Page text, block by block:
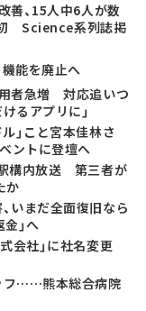
善、15人中6人が数
Science系列誌掲
能を廃止へ
用者急増 対応追いつ
るアプリに」
」こと宮本佳林さ
ントに登壇へ
駅構内放送 第三者が
か
いまだ全面復旧なら
」へ
式会社」に社名変更
フ……熊本総合病院